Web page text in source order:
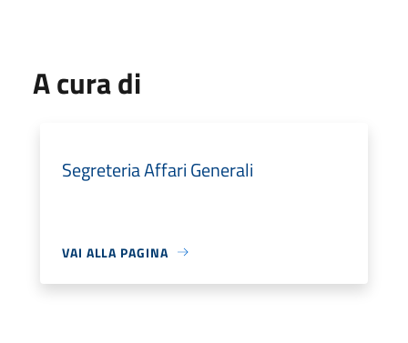
A cura di
Segreteria Affari Generali
VAI ALLA PAGINA